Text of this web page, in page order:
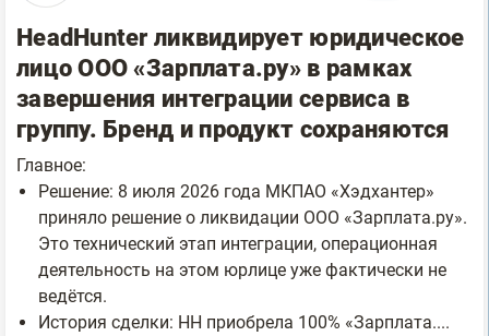
HeadHunter ликвидирует юридическое
лицо ООО «Зарплата.ру» в рамках
завершения интеграции сервиса в
группу. Бренд и продукт сохраняются
Главное:
Решение: 8 июля 2026 года МКПАО «Хэдхантер»
приняло решение о ликвидации ООО «Зарплата.ру».
Это технический этап интеграции, операционная
деятельность на этом юрлице уже фактически не
ведётся.
История сделки: HH приобрела 100% «Зарплата....